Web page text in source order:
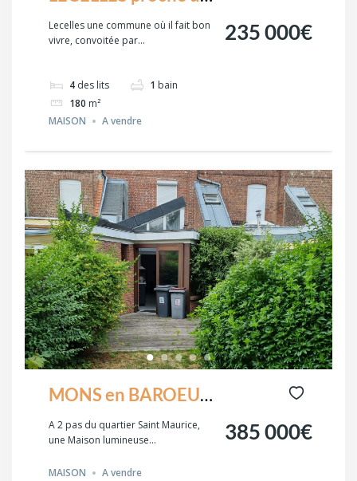
Saint Amand les
EAUX
Lecelles une commune où il fait bon
vivre, convoitée par...
4 des lits 1 bain
180 m²
235 000€
MAISON A vendre
MONS en BAROEUL,
proche du Parc des
Franciscaines,
A 2 pas du quartier Saint Maurice,
une Maison lumineuse...
385 000€
MAISON A vendre